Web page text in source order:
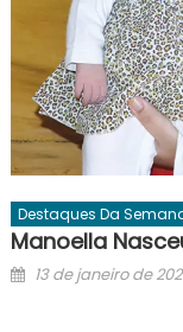
Destaques Da
Manoella
Posted
13 de janeiro de